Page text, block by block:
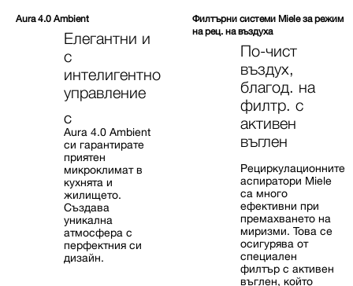
Aura 4.0 Ambient
Елегантни и
с
интелигентно
управление
С
Aura 4.0 Ambient
си гарантирате
приятен
микроклимат в
кухнята и
жилището.
Създава
уникална
атмосфера с
перфектния си
дизайн.
Филтърни системи Miele за режим
на рец. на въздуха
По-чист
въздух,
благод. на
филтр. с
активен
въглен
Рециркулационните
аспиратори Miele
са много
ефективни при
премахването на
миризми. Това се
осигурява от
специален
филтър с активен
въглен, който